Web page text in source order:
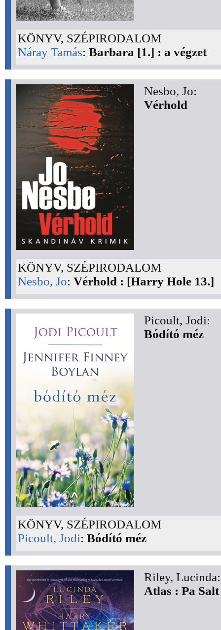
KÖNYV, SZÉPIRODALOM
Náray Tamás: Barbara [1.] : a végzet
Nesbo, Jo:
Vérhold
KÖNYV, SZÉPIRODALOM
Nesbo, Jo: Vérhold : [Harry Hole 13.]
Picoult, Jodi:
Bódító méz
KÖNYV, SZÉPIRODALOM
Picoult, Jodi: Bódító méz
Riley, Lucinda:
Atlas : Pa